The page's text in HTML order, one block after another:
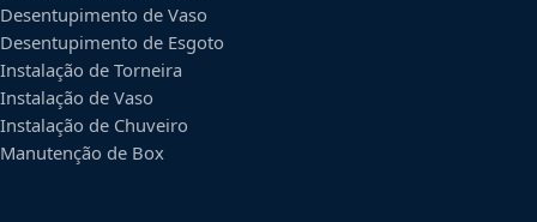
Desentupimento de Vaso
Desentupimento de Esgoto
Instalação de Torneira
Instalação de Vaso
Instalação de Chuveiro
Manutenção de Box